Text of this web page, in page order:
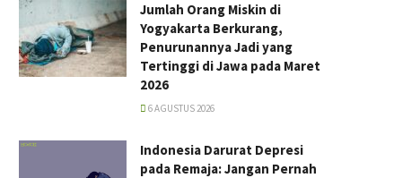
Jumlah Orang Miskin di
Yogyakarta Berkurang,
Penurunannya Jadi yang
Tertinggi di Jawa pada Maret
2026
6 AGUSTUS 2026
Indonesia Darurat Depresi
pada Remaja: Jangan Pernah